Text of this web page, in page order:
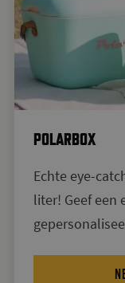
POLARBOX
Echte eye-
liter! Geef een